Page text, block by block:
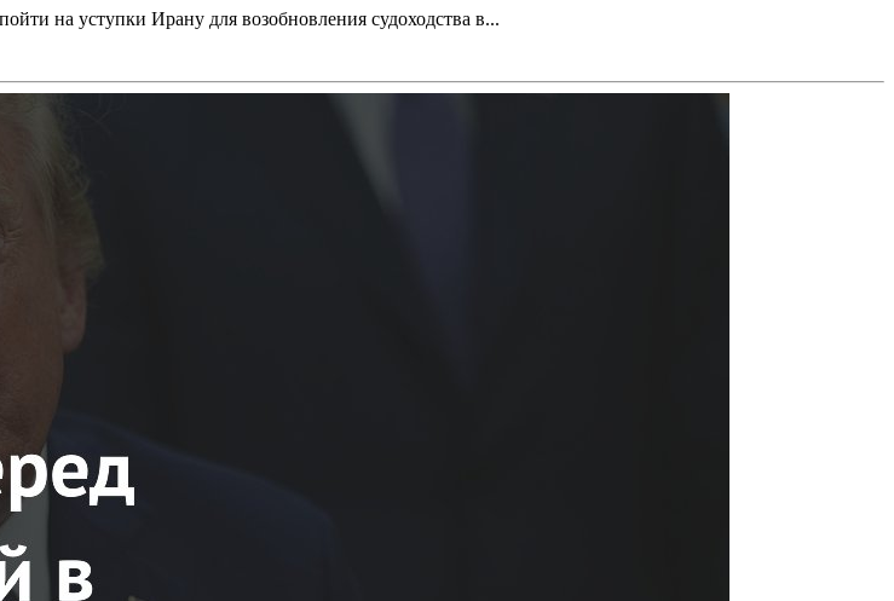
на уступки Ирану для возобновления судоходства в...